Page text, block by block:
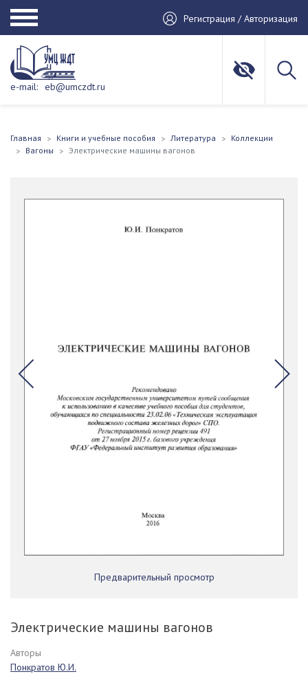
Регистрация / Авторизация
e-mail: eb@umczdt.ru
Главная Книги и учебные пособия Литература
Коллекции
Вагоны
Электрические машины вагонов
Предварительный просмотр
Электрические машины вагонов
Авторы
Понкратов Ю.И.